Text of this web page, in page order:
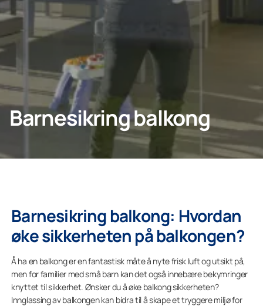
Lumon Konsern
Barnesikring balkong
Barnesikring balkong: Hvordan
øke sikkerheten på balkongen?
Å ha en balkong er en fantastisk måte å nyte frisk luft og utsikt på,
men for familier med små barn kan det også innebære bekymringer
knyttet til sikkerhet. Ønsker du å øke balkong sikkerheten?
Innglassing av balkongen kan bidra til å skape et tryggere miljø for